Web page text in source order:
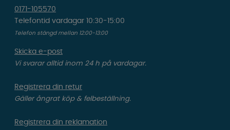
0171-105570
Telefontid vardagar 10:30-15:00
Telefon stängd mellan 12:00-13:00
Skicka e-post
Vi svarar alltid inom 24 h på vardagar.
Registrera din retur
Gäller ångrat köp & felbeställning.
Registrera din reklamation